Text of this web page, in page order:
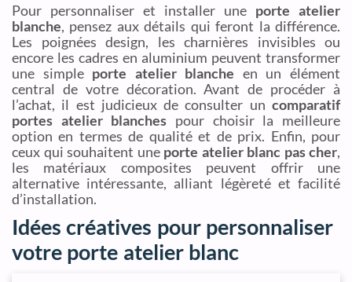
Pour personnaliser et installer une porte atelier
blanche, pensez aux détails qui feront la différence.
Les poignées design, les charnières invisibles ou
encore les cadres en aluminium peuvent transformer
une simple porte atelier blanche en un élément
central de votre décoration. Avant de procéder à
l’achat, il est judicieux de consulter un comparatif
portes atelier blanches pour choisir la meilleure
option en termes de qualité et de prix. Enfin, pour
ceux qui souhaitent une porte atelier blanc pas cher,
les matériaux composites peuvent offrir une
alternative intéressante, alliant légèreté et facilité
d’installation.
Idées créatives pour personnaliser
votre porte atelier blanc